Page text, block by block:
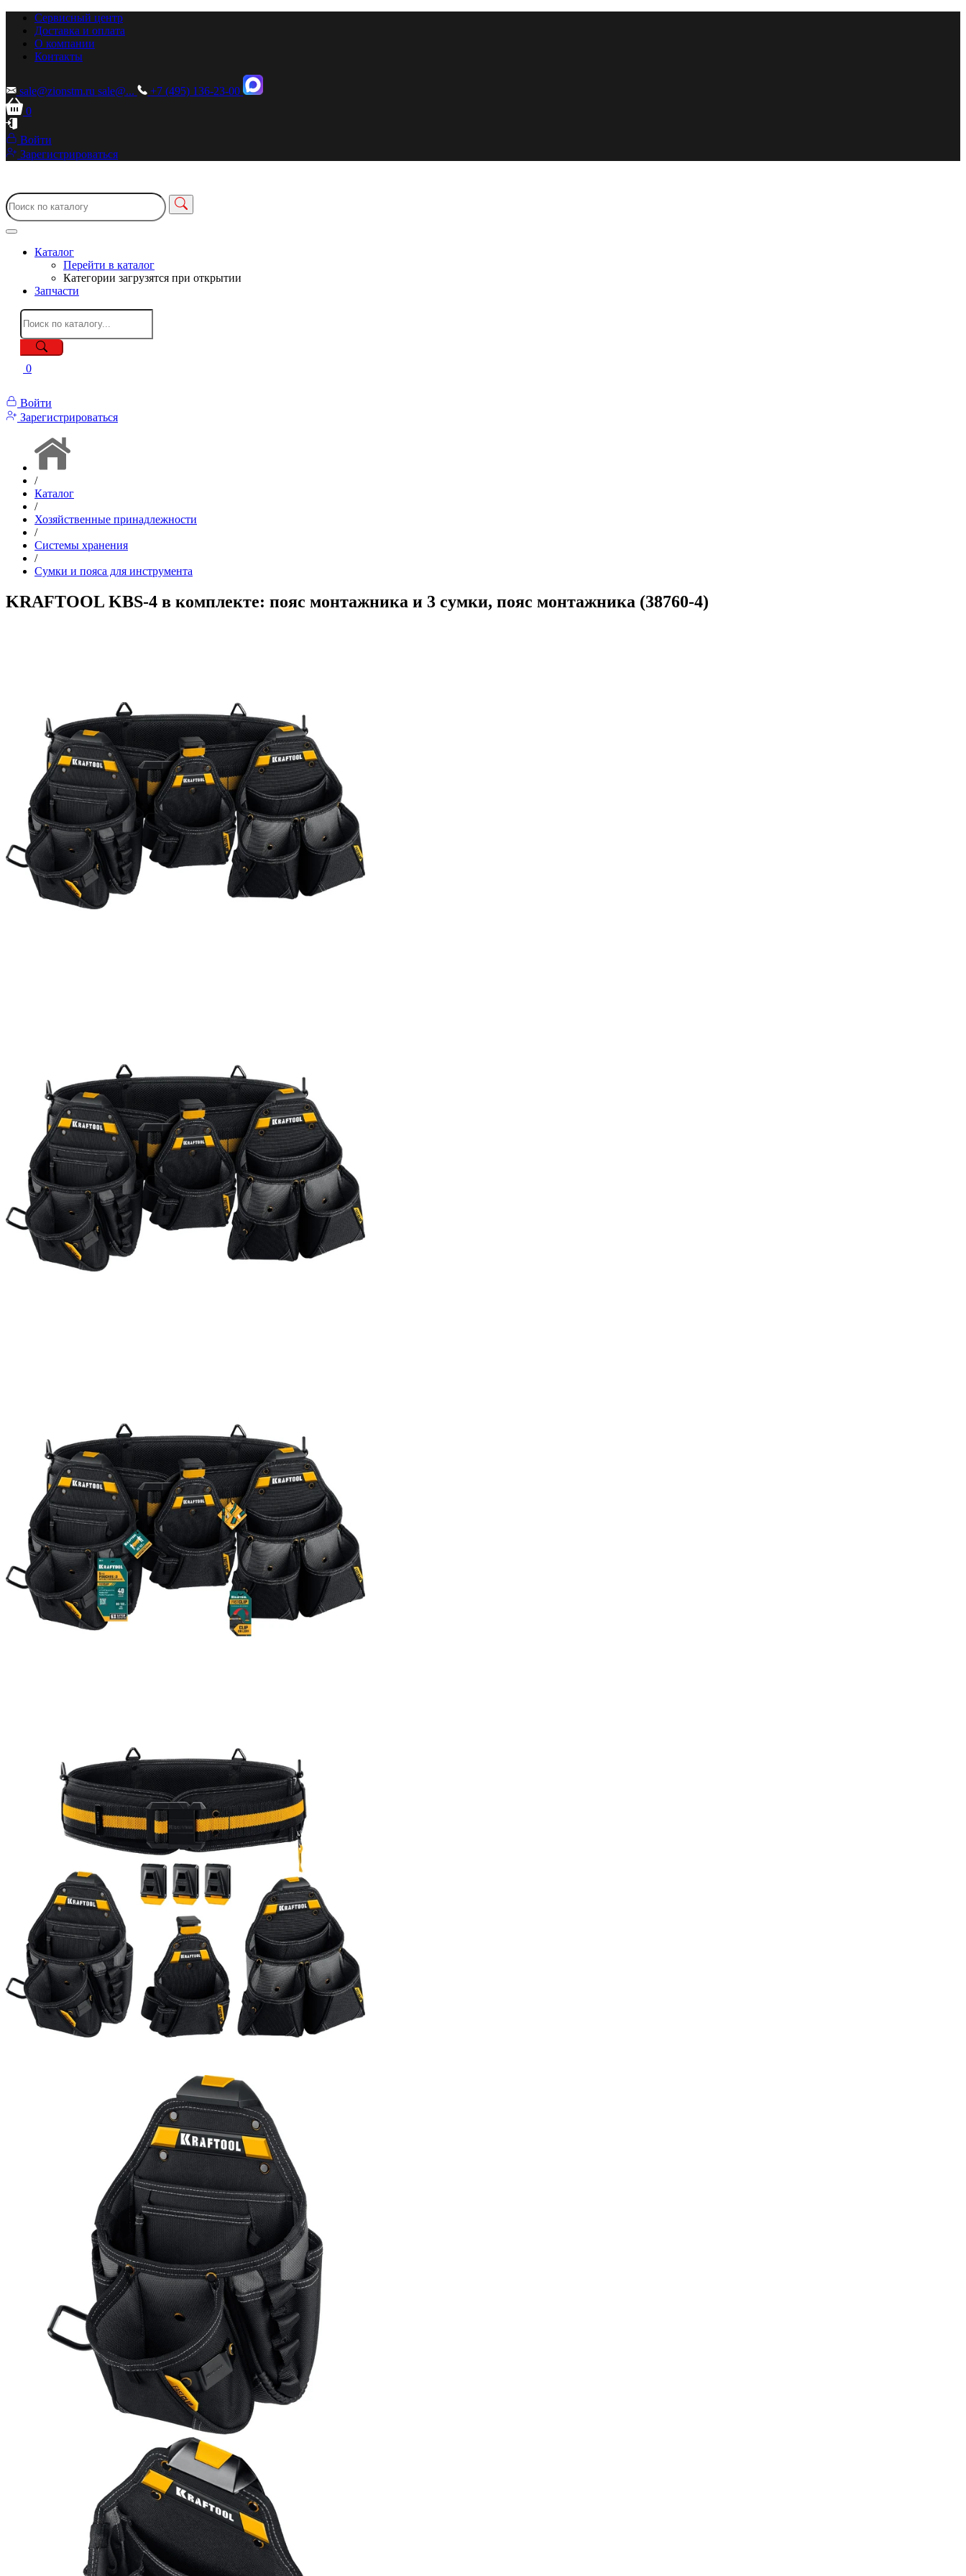
Сервисный центр
Доставка и оплата
О компании
Контакты
sale@zionstm.ru sale@...
+7 (495) 136-23-00
0
Войти
Зарегистрироваться
Каталог
Перейти в каталог
Категории загрузятся при открытии
Запчасти
0
Войти
Зарегистрироваться
/
Каталог
/
Хозяйственные принадлежности
/
Системы хранения
/
Сумки и пояса для инструмента
KRAFTOOL KBS-4 в комплекте: пояс монтажника и 3 сумки, пояс монтажника (38760-4)